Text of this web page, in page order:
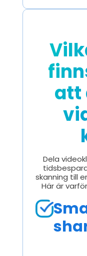
att
Dela
skanning till
Här är